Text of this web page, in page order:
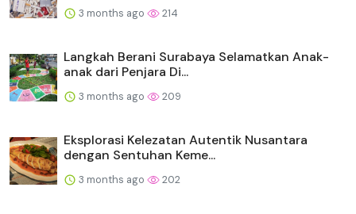
3 months ago 214
Langkah Berani Surabaya Selamatkan Anak-
anak dari Penjara Di...
3 months ago 209
Eksplorasi Kelezatan Autentik Nusantara
dengan Sentuhan Keme...
3 months ago 202